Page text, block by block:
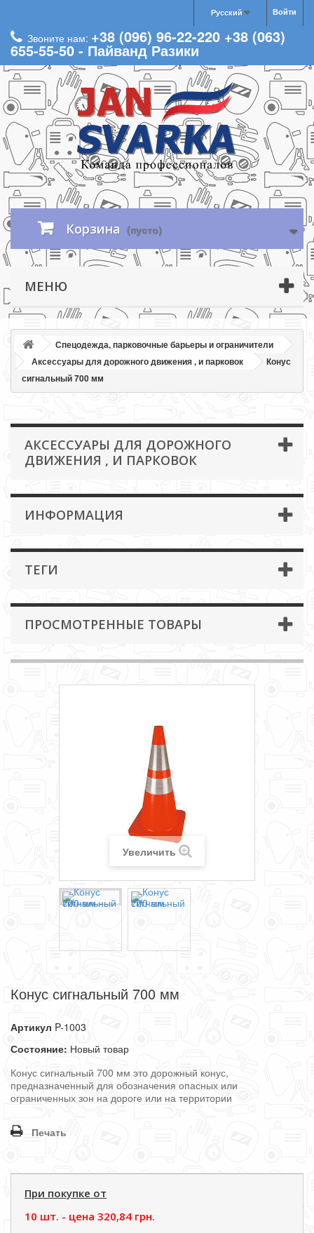
Войти
Русский
Звоните нам: +38 (096) 96-22-220 +38 (063)
655-55-50 - Пайванд Разики
Корзина (пусто)
МЕНЮ
Спецодежда, парковочные барьеры и ограничители
Аксессуары для дорожного движения , и парковок
Конус
сигнальный 700 мм
АКСЕССУАРЫ ДЛЯ ДОРОЖНОГО
ДВИЖЕНИЯ , И ПАРКОВОК
ИНФОРМАЦИЯ
ТЕГИ
ПРОСМОТРЕННЫЕ ТОВАРЫ
Увеличить
Конус сигнальный 700 мм
Артикул P-1003
Состояние: Новый товар
Конус сигнальный 700 мм это дорожный конус,
предназначенный для обозначения опасных или
ограниченных зон на дороге или на территории
Печать
При покупке от
10 шт. - цена 320,84 грн.